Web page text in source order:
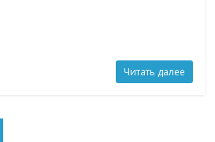
Читать далее